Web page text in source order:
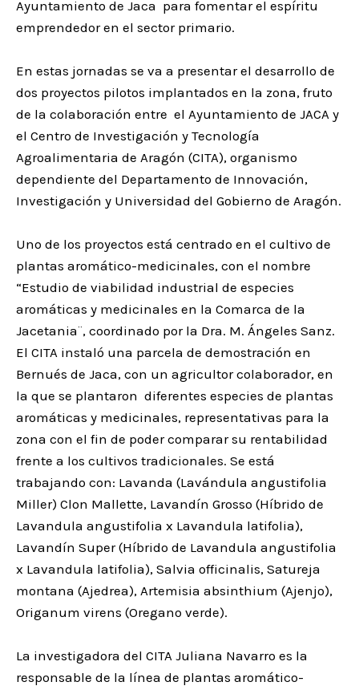
Ayuntamiento de Jaca para fomentar el espíritu
emprendedor en el sector primario.
En estas jornadas se va a presentar el desarrollo de
dos proyectos pilotos implantados en la zona, fruto
de la colaboración entre el Ayuntamiento de JACA y
el Centro de Investigación y Tecnología
Agroalimentaria de Aragón (CITA), organismo
dependiente del Departamento de Innovación,
Investigación y Universidad del Gobierno de Aragón.
Uno de los proyectos está centrado en el cultivo de
plantas aromático-medicinales, con el nombre
“Estudio de viabilidad industrial de especies
aromáticas y medicinales en la Comarca de la
Jacetania¨, coordinado por la Dra. M. Ángeles Sanz.
El CITA instaló una parcela de demostración en
Bernués de Jaca, con un agricultor colaborador, en
la que se plantaron diferentes especies de plantas
aromáticas y medicinales, representativas para la
zona con el fin de poder comparar su rentabilidad
frente a los cultivos tradicionales. Se está
trabajando con: Lavanda (Lavándula angustifolia
Miller) Clon Mallette, Lavandín Grosso (Híbrido de
Lavandula angustifolia x Lavandula latifolia),
Lavandín Super (Híbrido de Lavandula angustifolia
x Lavandula latifolia), Salvia officinalis, Satureja
montana (Ajedrea), Artemisia absinthium (Ajenjo),
Origanum virens (Oregano verde).
La investigadora del CITA Juliana Navarro es la
responsable de la línea de plantas aromático-